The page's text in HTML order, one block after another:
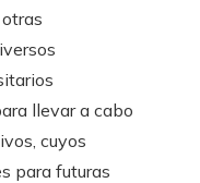
llevar a cabo
cuyos
para futuras